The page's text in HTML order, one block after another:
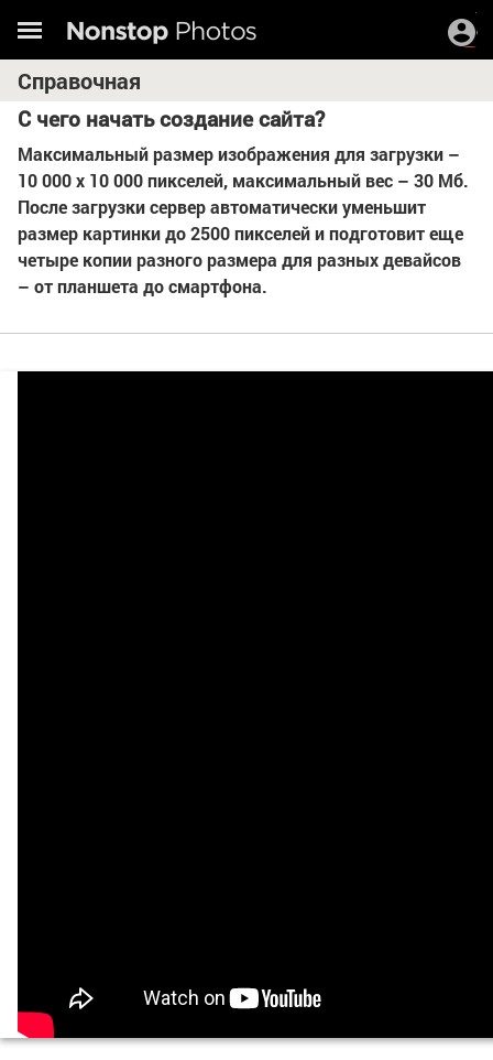
Справочная
С чего начать создание сайта?
Максимальный размер изображения для загрузки –
10 000 х 10 000 пикселей, максимальный вес – 30 Мб.
После загрузки сервер автоматически уменьшит
размер картинки до 2500 пикселей и подготовит еще
четыре копии разного размера для разных девайсов
– от планшета до смартфона.